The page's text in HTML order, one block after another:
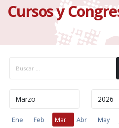
Cursos y
Ene Feb Mar Abr May